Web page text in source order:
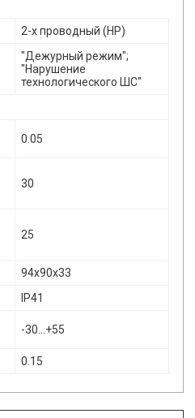
2-х проводный (НР)
"Дежурный режим";
"Нарушение
технологического ШС"
0.05
30
25
94х90х33
IP41
-30…+55
0.15